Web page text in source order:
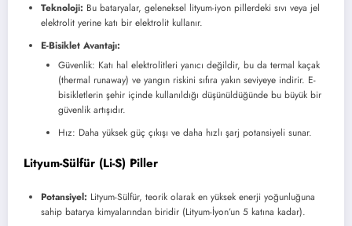
Teknoloji: Bu bataryalar, geleneksel lityum-iyon pillerdeki sıvı veya jel
elektrolit yerine katı bir elektrolit kullanır.
E-Bisiklet Avantajı:
Güvenlik: Katı hal elektrolitleri yanıcı değildir, bu da termal kaçak
(thermal runaway) ve yangın riskini sıfıra yakın seviyeye indirir. E-
bisikletlerin şehir içinde kullanıldığı düşünüldüğünde bu büyük bir
güvenlik artışıdır.
Hız: Daha yüksek güç çıkışı ve daha hızlı şarj potansiyeli sunar.
Lityum-Sülfür (Li-S) Piller
Potansiyel: Lityum-Sülfür, teorik olarak en yüksek enerji yoğunluğuna
sahip batarya kimyalarından biridir (Lityum-İyon’un 5 katına kadar).